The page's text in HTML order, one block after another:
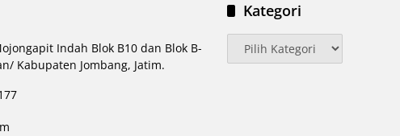
Indah Blok B10 dan Blok B-
Kabupaten Jombang, Jatim.
Kategori
Kategori